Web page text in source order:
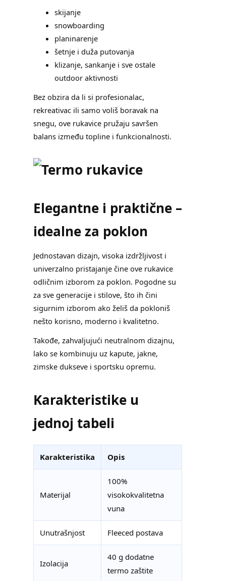
skijanje
snowboarding
planinarenje
šetnje i duža putovanja
klizanje, sankanje i sve ostale
outdoor aktivnosti
Bez obzira da li si profesionalac,
rekreativac ili samo voliš boravak na
snegu, ove rukavice pružaju savršen
balans između topline i funkcionalnosti.
Elegantne i praktične –
idealne za poklon
Jednostavan dizajn, visoka izdržljivost i
univerzalno pristajanje čine ove rukavice
odličnim izborom za poklon. Pogodne su
za sve generacije i stilove, što ih čini
sigurnim izborom ako želiš da pokloniš
nešto korisno, moderno i kvalitetno.
Takođe, zahvaljujući neutralnom dizajnu,
lako se kombinuju uz kapute, jakne,
zimske dukseve i sportsku opremu.
Karakteristike u
jednoj tabeli
Karakteristika Opis
Materijal
100%
visokokvalitetna
vuna
Unutrašnjost Fleeced postava
Izolacija
40 g dodatne
termo zaštite